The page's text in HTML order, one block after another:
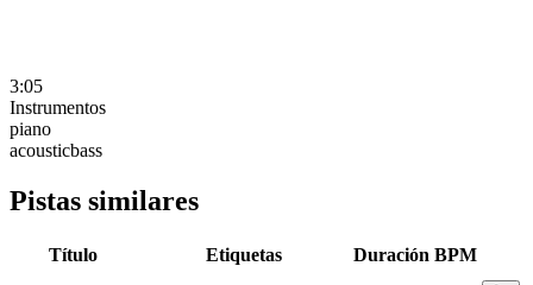
3:05
Instrumentos
piano
acousticbass
Pistas similares
Título Etiquetas Duración BPM